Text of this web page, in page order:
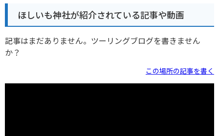
ほしいも神社が紹介されている記事や動画
記事はまだありません。ツーリングブログを書きません
か？
この場所の記事を書く